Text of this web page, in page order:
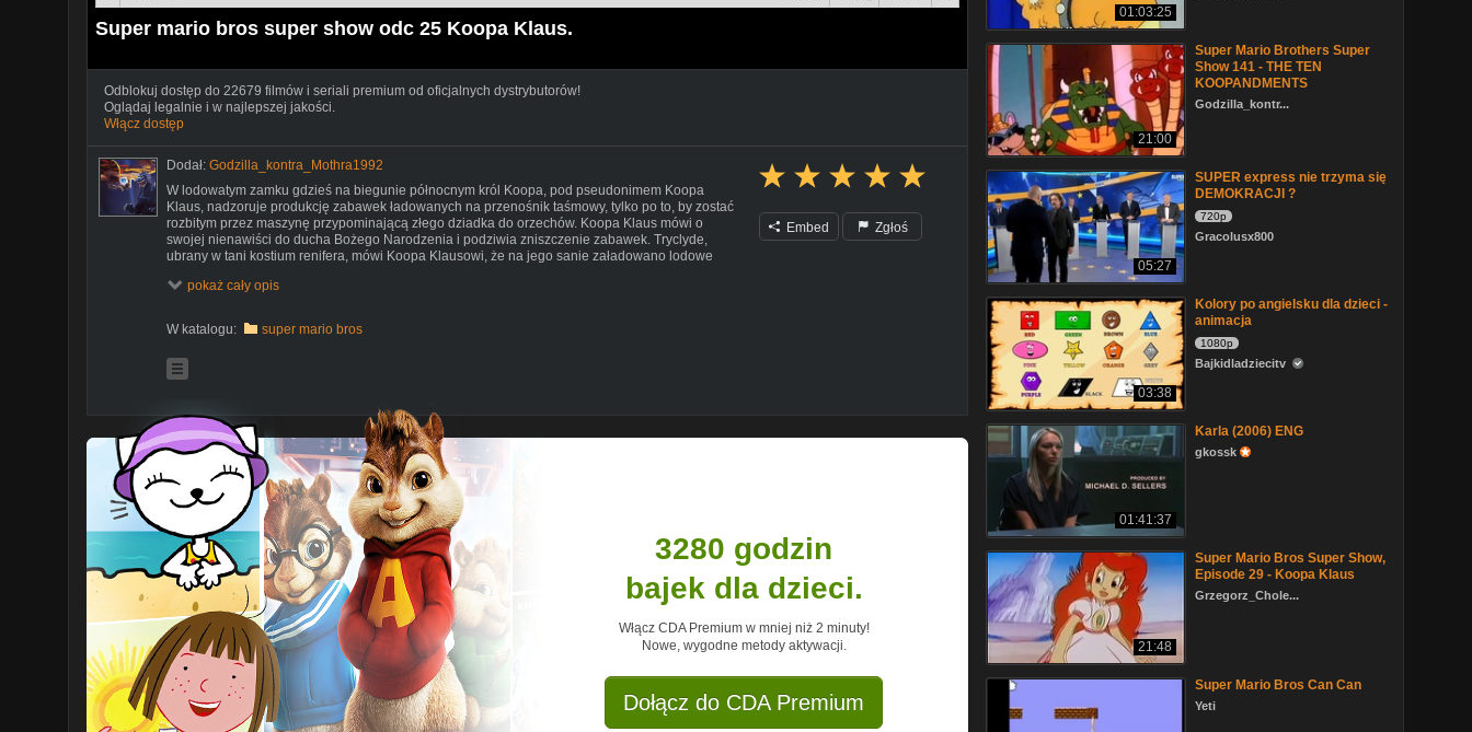
Super mario bros super show odc 25 Koopa Klaus.
Odblokuj dostęp do 22679 filmów i seriali premium od oficjalnych dystrybutorów!
Oglądaj legalnie i w najlepszej jakości.
Włącz dostęp
Dodał: Godzilla_kontra_Mothra1992
W lodowatym zamku gdzieś na biegunie północnym król Koopa, pod pseudonimem Koopa
Klaus, nadzoruje produkcję zabawek ładowanych na przenośnik taśmowy, tylko po to, by zostać
rozbitym przez maszynę przypominającą złego dziadka do orzechów. Koopa Klaus mówi o
swojej nienawiści do ducha Bożego Narodzenia i podziwia zniszczenie zabawek. Tryclyde,
ubrany w tani kostium renifera, mówi Koopa Klausowi, że na jego sanie załadowano lodowe
lodowych bomb do zamrożenia warsztatu Świętego Mikołaja, co z kolei spowoduje, że wszyscy
startuje w saniach napędzanych Albatosem.
Tymczasem Mario (ubrany w tropikalne ubrania) i przyjaciele przybywają do bardzo
zaśnieżonego krajobrazu, kopiąc tunel, co skłania Luigiego do zwrócenia uwagi, że nie przybyli
im, że są blisko bieguna północnego, więc Toad sugeruje, aby odwiedzili warsztat Świętego
Mikołaja. Mario uważa to za podejrzane i, czy Toad celowo przywiózł ich tutaj, ale księżniczka
Toadstool zgadza się na to, ponieważ jest Wigilia. Po drodze staje się jednak jasne, że
wszystko, o czym Toad może myśleć, to otrzymywanie prezentów. Księżniczka Muchomor
postanawia podarować Ropuchom wczesny prezent - snowboard. Ropucha chętnie przyjmuje
deskę snowboardową, a następnie natychmiast zaczyna się nią bawić, nie zadając sobie trudu,
aby podziękować księżniczce.
Mario, Luigi i księżniczka wstydzą się samolubnego zachowania Ropuchy.
Właśnie wtedy księżniczka Muchomor i Mario Bros. zauważają Koopę Klausa w jego latających
saniach powyżej. Widząc grupę Mario, Koopa Klaus rozkazuje swojemu Albatosowi, aby rzucił
na nich Bob-Ombs, zanim przejdzie dalej. Grupie Mario udaje się uniknąć krzywdy ze strony
Bob-Ombs, ale Toad zostaje zrzucony ze swojego snowboardu i denerwuje się, że Koopa Klaus
mógł go uszkodzić. To denerwuje księżniczkę Toadstool, która beszta Ropuchę za to, że nie dba
o ich bezpieczeństwo. Tymczasem Mario dowiaduje się, że Koopa Klaus jest również w drodze
do warsztatu Świętego Mikołaja, więc on, Luigi i księżniczka Muchomor biorą na siebie
uratowanie Świętego Mikołaja, chociaż Ropucha jest bardziej zainteresowana ratowaniem
prezentów.
pokaż cały opis
W katalogu: super mario bros
Embed Zgłoś
3280 godzin
bajek dla dzieci.
Włącz CDA Premium w mniej niż 2 minuty!
Nowe, wygodne metody aktywacji.
Dołącz do CDA Premium
01:03:25
21:00
Super Mario Brothers Super
Show 141 - THE TEN
KOOPANDMENTS
Godzilla_kontr...
05:27
SUPER express nie trzyma się
DEMOKRACJI ?
720p
Gracolusx800
03:38
Kolory po angielsku dla dzieci -
animacja
1080p
Bajkidladziecitv
01:41:37
Karla (2006) ENG
gkossk
21:48
Super Mario Bros Super Show,
Episode 29 - Koopa Klaus
Grzegorz_Chole...
Super Mario Bros Can Can
Yeti